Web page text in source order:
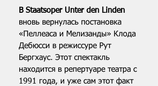
В Staatsoper Unter den Linden
вновь вернулась постановка
«Пеллеаса и Мелизанды» Клода
Дебюсси в режиссуре Рут
Бергхаус. Этот спектакль
находится в репертуаре театра с
1991 года, и уже сам этот факт